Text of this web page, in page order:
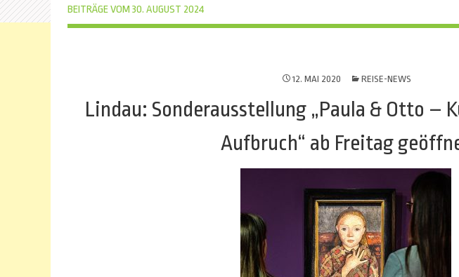
BEITRÄGE VOM 30. AUGUST 2024
12. MAI 2020 REISE-NEWS
Lindau: Sonderausstellung „Paula & Otto –
Aufbruch“ ab Freitag